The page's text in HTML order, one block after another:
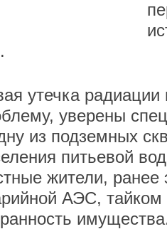
утечка
уверены
из подземных
питьевой
жители, ранее
АЭС,